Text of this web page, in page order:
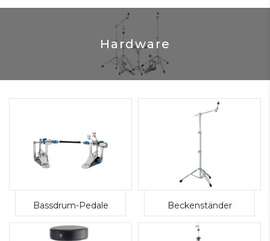
Hardware
Bassdrum-Pedale Beckenständer